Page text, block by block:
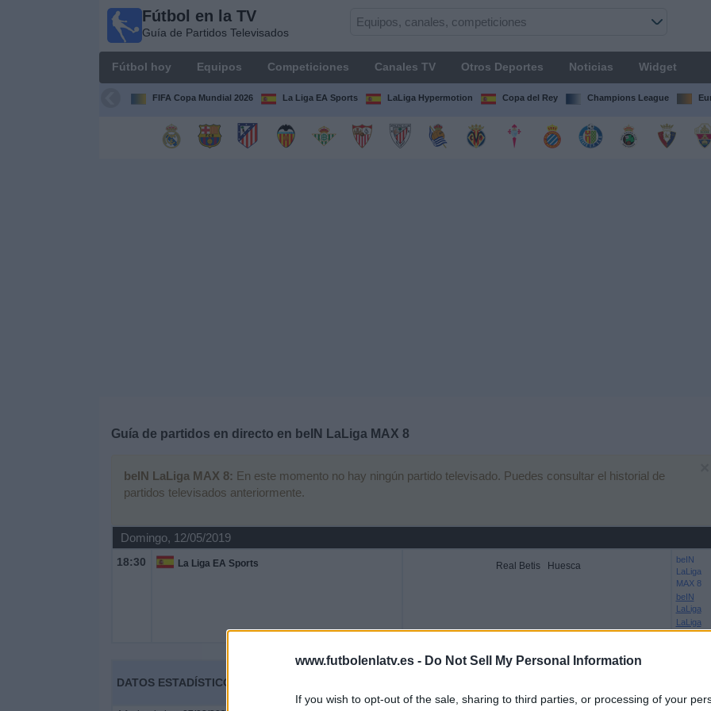
www.futbolenlatv.es - Do Not Sell My Personal Information
If you wish to opt-out of the sale, sharing to third parties, or processing of your
Fútbol en la TV
Guía de Partidos Televisados
Fútbol hoy Equipos Competiciones Canales TV Otros Deportes Noticias Widget
FIFA Copa Mundial 2026 La Liga EA Sports LaLiga Hypermotion Copa del Rey Champions League
Guía de partidos en directo en beIN LaLiga MAX 8
beIN LaLiga MAX 8: En este momento no hay ningún partido televisado. Puedes consultar el historial de
partidos televisados anteriormente.
Domingo, 12/05/2019
18:30 La Liga EA Sports Real Betis Huesca
beIN
LaLiga
MAX 8
beIN
LaLiga
LaLiga
TV M9
DATOS ESTADÍSTICOS DE FÚTBOL DEL CANAL BEIN LALIGA MAX 8 EN ESPAÑA